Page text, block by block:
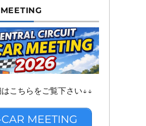
こちらをご覧下さい↓↓
MEETING